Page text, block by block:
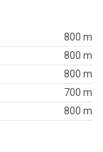
800 m
800 m
800 m
700 m
800 m